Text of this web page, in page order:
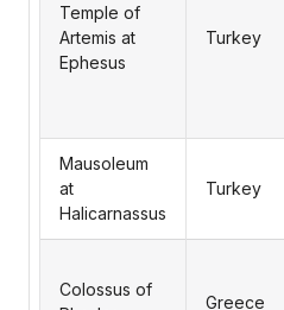
Temple of
Artemis at
Ephesus
Turkey
Mausoleum
at
Halicarnassus
Turkey
Colossus of
Greece